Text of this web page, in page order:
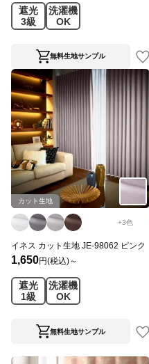
遮光
3級
洗濯機
OK
無料生地サンプル
カット生地
+3色
イネス カット生地 JE-98062 ピンク
1,650円(税込)～
遮光
1級
洗濯機
OK
無料生地サンプル